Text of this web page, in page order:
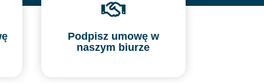
Podpisz umowę w
naszym biurze